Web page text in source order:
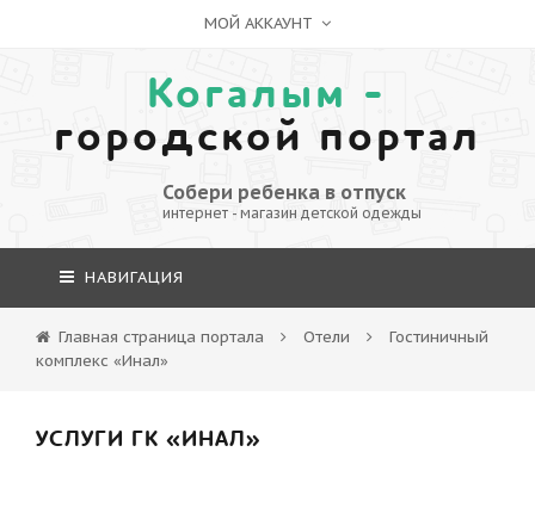
МОЙ АККАУНТ
Когалым -
городской портал
Собери ребенка в отпуск
интернет - магазин детской одежды
НАВИГАЦИЯ
Главная страница портала Отели
Гостиничный
комплекс «Инал»
УСЛУГИ ГК «ИНАЛ»